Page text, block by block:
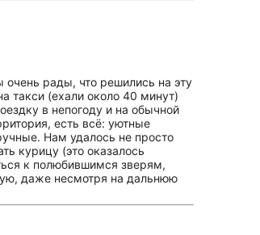
рады, что решились на эту
такси (ехали около 40 минут)
в непогоду и на обычной
есть всё: уютные
Нам удалось не просто
курицу (это оказалось
к полюбившимся зверям,
даже несмотря на дальнюю